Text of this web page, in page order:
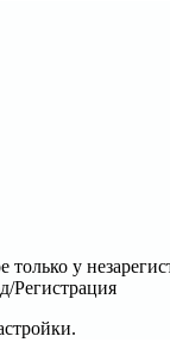
только у
Регистрация